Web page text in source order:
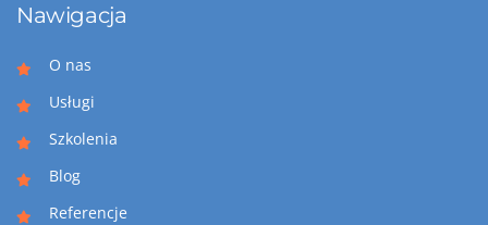
Nawigacja
O nas
Usługi
Szkolenia
Blog
Referencje